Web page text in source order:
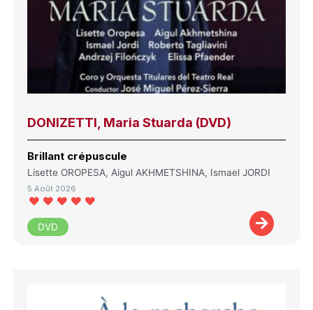
DONIZETTI, Maria Stuarda (DVD)
Brillant crépuscule
Lisette OROPESA, Aigul AKHMETSHINA, Ismael JORDI
5 Août 2026
DVD